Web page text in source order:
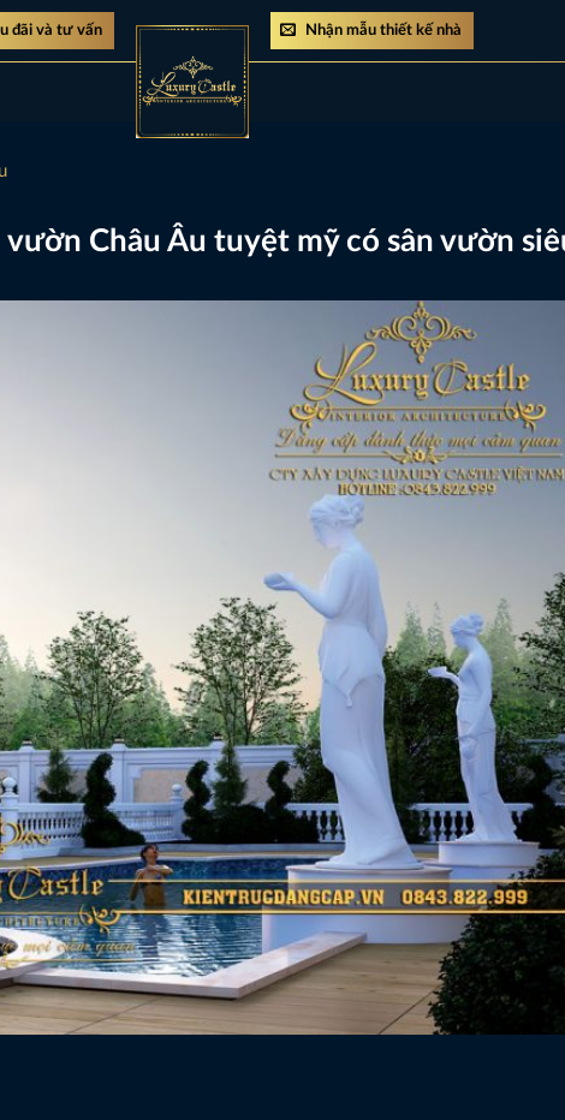
đãi và tư vấn Nhận mẫu thiết kế nhà
Châu Âu tuyệt mỹ có sân vườn